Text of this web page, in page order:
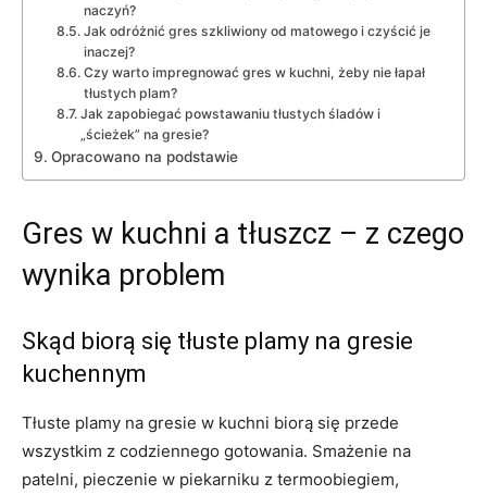
naczyń?
Jak odróżnić gres szkliwiony od matowego i czyścić je
inaczej?
Czy warto impregnować gres w kuchni, żeby nie łapał
tłustych plam?
Jak zapobiegać powstawaniu tłustych śladów i
„ścieżek” na gresie?
Opracowano na podstawie
Gres w kuchni a tłuszcz – z czego
wynika problem
Skąd biorą się tłuste plamy na gresie
kuchennym
Tłuste plamy na gresie w kuchni biorą się przede
wszystkim z codziennego gotowania. Smażenie na
patelni, pieczenie w piekarniku z termoobiegiem,